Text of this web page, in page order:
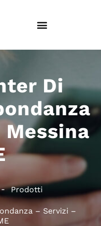
Di
Prodotti
– Servizi –